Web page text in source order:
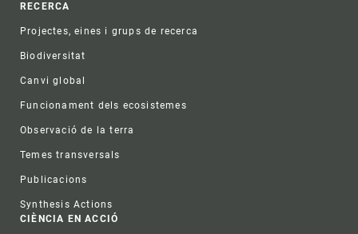
RECERCA
Projectes, eines i grups de recerca
Biodiversitat
Canvi global
Funcionament dels ecosistemes
Observació de la terra
Temes transversals
Publicacions
Synthesis Actions
CIÈNCIA EN ACCIÓ